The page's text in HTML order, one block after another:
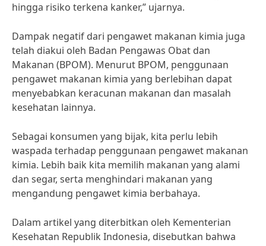
hingga risiko terkena kanker,” ujarnya.
Dampak negatif dari pengawet makanan kimia juga
telah diakui oleh Badan Pengawas Obat dan
Makanan (BPOM). Menurut BPOM, penggunaan
pengawet makanan kimia yang berlebihan dapat
menyebabkan keracunan makanan dan masalah
kesehatan lainnya.
Sebagai konsumen yang bijak, kita perlu lebih
waspada terhadap penggunaan pengawet makanan
kimia. Lebih baik kita memilih makanan yang alami
dan segar, serta menghindari makanan yang
mengandung pengawet kimia berbahaya.
Dalam artikel yang diterbitkan oleh Kementerian
Kesehatan Republik Indonesia, disebutkan bahwa